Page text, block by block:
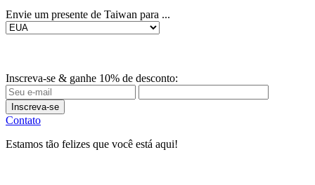
Envie um presente de Taiwan para ...
Inscreva-se & ganhe 10% de desconto:
Inscreva-se
Contato
Estamos tão felizes que você está aqui!